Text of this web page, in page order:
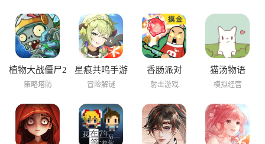
植物大战僵尸2
海底世界
策略塔防
星痕共鸣手游
冒险解谜
香肠派对
射击游戏
猫汤物语
模拟经营